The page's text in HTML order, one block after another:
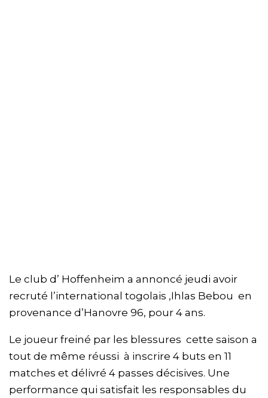
Le club d’ Hoffenheim a annoncé jeudi avoir
recruté l’international togolais ,Ihlas Bebou en
provenance d’Hanovre 96, pour 4 ans.
Le joueur freiné par les blessures cette saison a
tout de même réussi à inscrire 4 buts en 11
matches et délivré 4 passes décisives. Une
performance qui satisfait les responsables du